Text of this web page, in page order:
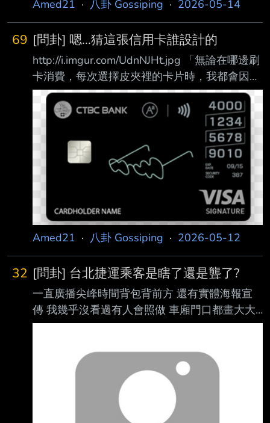
Amed21 · 八卦 Gossiping · 2026-05-14
69 [問卦] 嗯...猜這張信用卡誰設計的
http://i.imgur.com/UdnNJHt.jpg 「無論在哪邊刷
卡消費，每次選擇皮夾裡的卡片時，我都會因為
它們有點老派、富貴長春或 business 的長相，
而在櫃檯前感到不好意思。 你不覺得拿出一張
好看的卡片消費，才會有一種看似鎮靜卻充滿戰
鬥力的爽嗎？」 by 聶永真 中國信託 給聶永真設
計的「享想生活卡」 我看那兩個圈圈和線條 這
麼有設計感 應該是黑卡邀請製等級的吧? -----
Sent from JPTT on my Samsung SM-S9210. --
Amed21 · 八卦 Gossiping · 2026-05-12
32 [問卦] 台北捷運乘客是瞎了還是聾了?
一直廣播尖峰時間背包背前方 還有實體海報宣
傳 我幾乎沒看過有人會照做 車廂門口都畫大大
的黃線不要當門神 也一直廣播先下後上 結果幾
搶著上車和下車的人擠撞 台北捷運乘客是瞎了
還是聾了? 東京地鐵也是這樣嗎 ----- Sent from
JPTT on my Samsung SM-S9210. --